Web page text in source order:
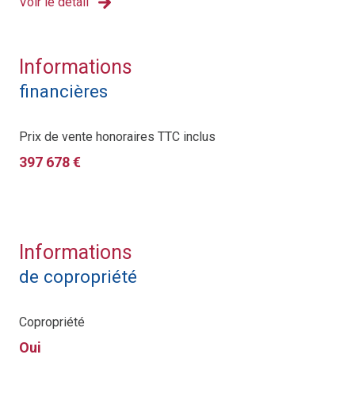
Informations
financières
Prix de vente honoraires TTC inclus
397 678 €
Informations
de copropriété
Copropriété
Oui